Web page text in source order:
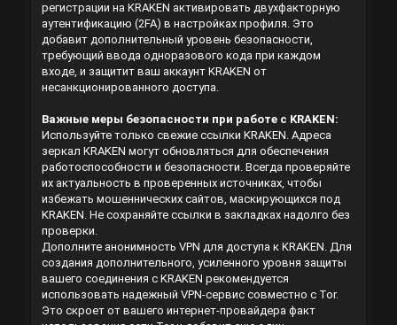
регистрации на KRAKEN активировать двухфакторную
аутентификацию (2FA) в настройках профиля. Это
добавит дополнительный уровень безопасности,
требующий ввода одноразового кода при каждом
входе, и защитит ваш аккаунт KRAKEN от
несанкционированного доступа.
Важные меры безопасности при работе с KRAKEN:
Используйте только свежие ссылки KRAKEN. Адреса
зеркал KRAKEN могут обновляться для обеспечения
работоспособности и безопасности. Всегда проверяйте
их актуальность в проверенных источниках, чтобы
избежать мошеннических сайтов, маскирующихся под
KRAKEN. Не сохраняйте ссылки в закладках надолго без
проверки.
Дополните анонимность VPN для доступа к KRAKEN. Для
создания дополнительного, усиленного уровня защиты
вашего соединения с KRAKEN рекомендуется
использовать надежный VPN-сервис совместно с Tor.
Это скроет от вашего интернет-провайдера факт